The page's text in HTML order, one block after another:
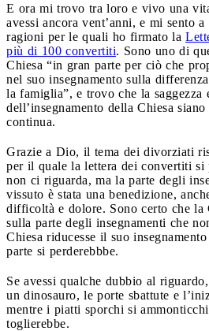
E ora mi trovo tra loro e vivo una
avessi ancora vent’anni, e mi sento
ragioni per le quali ho firmato la
più di 100 convertiti. Sono uno di
Chiesa “in gran parte per ciò che
nel suo insegnamento sulla
la famiglia”, e trovo che la saggezza
dell’insegnamento della Chiesa
continua.
Grazie a Dio, il tema dei divorziati
per il quale la lettera dei convertiti si
non ci riguarda, ma la parte degli
vissuto è stata una benedizione,
difficoltà e dolore. Sono certo che la
sulla parte degli insegnamenti che
Chiesa riducesse il suo
parte si perderebbbe.
Se avessi qualche dubbio al
un dinosauro, le porte sbattute e
mentre i piatti sporchi si
toglierebbe.